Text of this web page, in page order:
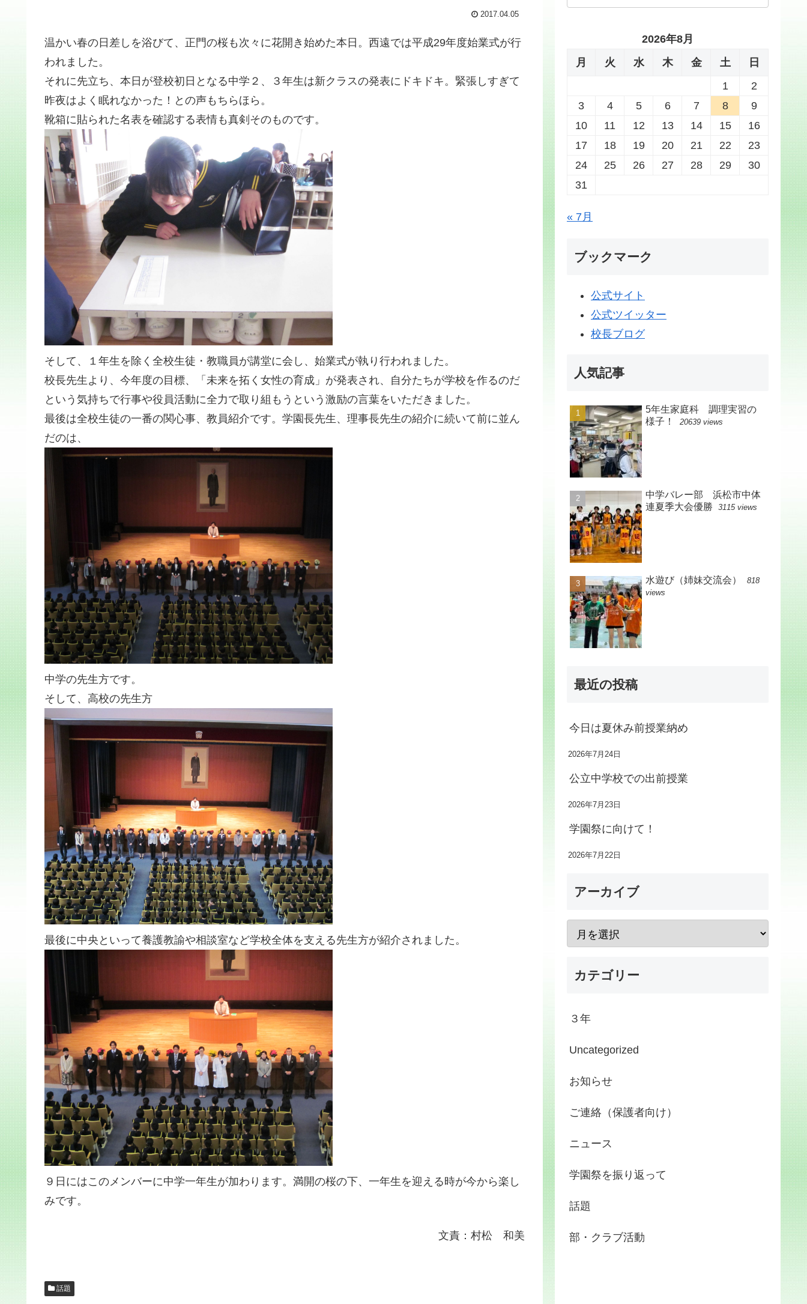
2017.04.05
温かい春の日差しを浴びて、正門の桜も次々に花開き始めた本日。西遠では平成29年度始業式が行
われました。
それに先立ち、本日が登校初日となる中学２、３年生は新クラスの発表にドキドキ。緊張しすぎて
昨夜はよく眠れなかった！との声もちらほら。
靴箱に貼られた名表を確認する表情も真剣そのものです。
そして、１年生を除く全校生徒・教職員が講堂に会し、始業式が執り行われました。
校長先生より、今年度の目標、「未来を拓く女性の育成」が発表され、自分たちが学校を作るのだ
という気持ちで行事や役員活動に全力で取り組もうという激励の言葉をいただきました。
最後は全校生徒の一番の関心事、教員紹介です。学園長先生、理事長先生の紹介に続いて前に並ん
だのは、
中学の先生方です。
そして、高校の先生方
最後に中央といって養護教諭や相談室など学校全体を支える先生方が紹介されました。
９日にはこのメンバーに中学一年生が加わります。満開の桜の下、一年生を迎える時が今から楽し
みです。
文責：村松 和美
話題
2026年8月
月
火 水 木 金 土
日
1
2
3
4 5 6 7 8
9
10
11 12 13 14 15
16
17
18 19 20 21 22
23
24
25 26 27 28 29
30
31
« 7月
ブックマーク
公式サイト
公式ツイッター
校長ブログ
人気記事
5年生家庭科 調理実習の
様子！
20639 views
中学バレー部 浜松市中体
連夏季大会優勝
3115 views
水遊び（姉妹交流会）
818
views
最近の投稿
今日は夏休み前授業納め
2026年7月24日
公立中学校での出前授業
2026年7月23日
学園祭に向けて！
2026年7月22日
アーカイブ
カテゴリー
３年
Uncategorized
お知らせ
ご連絡（保護者向け）
ニュース
学園祭を振り返って
話題
部・クラブ活動